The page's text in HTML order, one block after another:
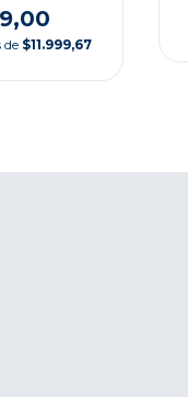
de $11.999,67